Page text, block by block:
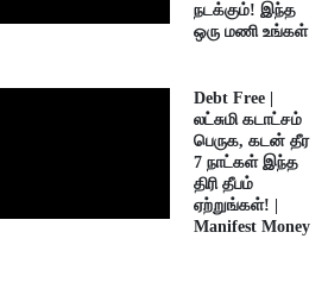
நடக்கும்! இந்த
ஒரு மணி உங்கள்
Debt Free |
லட்சுமி கடாட்சம்
பெருக, கடன் தீர
7 நாட்கள் இந்த
திரி தீபம்
ஏற்றுங்கள்! |
Manifest Money